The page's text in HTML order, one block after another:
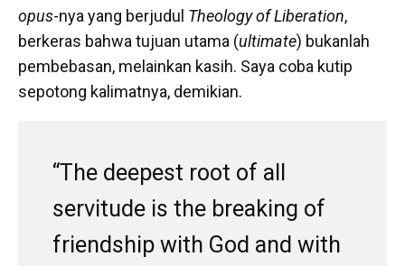
opus­­-nya yang berjudul Theology of Liberation,
berkeras bahwa tujuan utama (ultimate) bukanlah
pembebasan, melainkan kasih. Saya coba kutip
sepotong kalimatnya, demikian.
“The deepest root of all
servitude is the breaking of
friendship with God and with